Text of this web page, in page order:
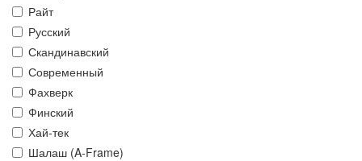
Райт
Русский
Скандинавский
Современный
Фахверк
Финский
Хай-тек
Шалаш (A-Frame)